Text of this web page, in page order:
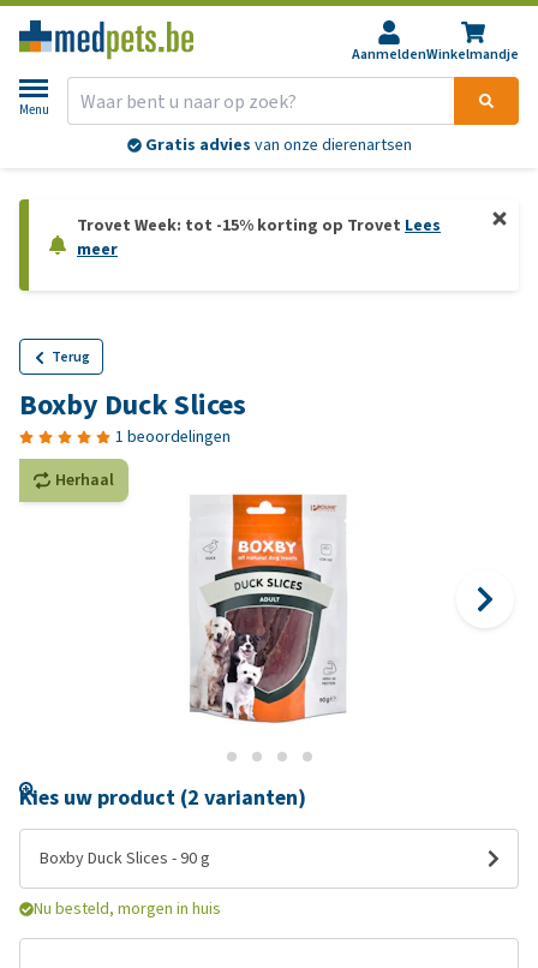
AanmeldenWinkelmandje
Menu
Gratis advies van onze dierenartsen
Trovet Week: tot -15% korting op Trovet Lees
meer
Terug
Boxby Duck Slices
1 beoordelingen
Herhaal
Kies uw product (2 varianten)
Boxby Duck Slices - 90 g
Nu besteld, morgen in huis